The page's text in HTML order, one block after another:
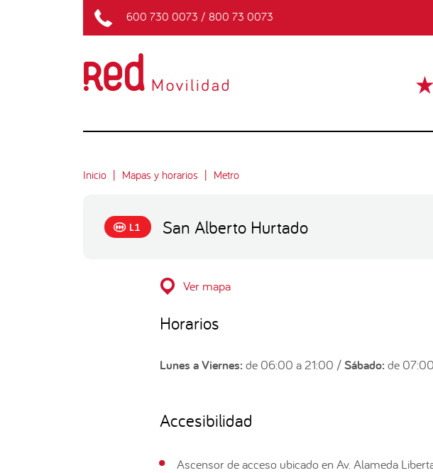
600 730 0073 / 800 73 0073
Inicio Mapas y horarios Metro
L1 San Alberto Hurtado
Ver mapa
Horarios
Lunes a Viernes: de 06:00 a 21:00 /Sábado: de
Accesibilidad
Ascensor de acceso ubicado en Av. Alameda